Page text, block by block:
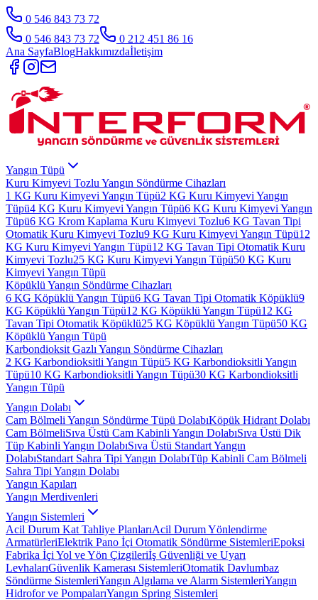
0 546 843 73 72
0 546 843 73 72
0 212 451 86 16
Ana SayfaBlogHakkımızdaİletişim
Yangın Tüpü
Kuru Kimyevi Tozlu Yangın Söndürme Cihazları
1 KG Kuru Kimyevi Yangın Tüpü2 KG Kuru Kimyevi Yangın
Tüpü4 KG Kuru Kimyevi Yangın Tüpü6 KG Kuru Kimyevi Yangın
Tüpü6 KG Krom Kaplama Kuru Kimyevi Tozlu6 KG Tavan Tipi
Otomatik Kuru Kimyevi Tozlu9 KG Kuru Kimyevi Yangın Tüpü12
KG Kuru Kimyevi Yangın Tüpü12 KG Tavan Tipi Otomatik Kuru
Kimyevi Tozlu25 KG Kuru Kimyevi Yangın Tüpü50 KG Kuru
Kimyevi Yangın Tüpü
Köpüklü Yangın Söndürme Cihazları
6 KG Köpüklü Yangın Tüpü6 KG Tavan Tipi Otomatik Köpüklü9
KG Köpüklü Yangın Tüpü12 KG Köpüklü Yangın Tüpü12 KG
Tavan Tipi Otomatik Köpüklü25 KG Köpüklü Yangın Tüpü50 KG
Köpüklü Yangın Tüpü
Karbondioksit Gazlı Yangın Söndürme Cihazları
2 KG Karbondioksitli Yangın Tüpü5 KG Karbondioksitli Yangın
Tüpü10 KG Karbondioksitli Yangın Tüpü30 KG Karbondioksitli
Yangın Tüpü
Yangın Dolabı
Cam Bölmeli Yangın Söndürme Tüpü DolabıKöpük Hidrant Dolabı
Cam BölmeliSıva Üstü Cam Kabinli Yangın DolabıSıva Üstü Dik
Tüp Kabinli Yangın DolabıSıva Üstü Standart Yangın
DolabıStandart Sahra Tipi Yangın DolabıTüp Kabinli Cam Bölmeli
Sahra Tipi Yangın Dolabı
Yangın Kapıları
Yangın Merdivenleri
Yangın Sistemleri
Acil Durum Kat Tahliye PlanlarıAcil Durum Yönlendirme
ArmatürleriElektrik Pano İçi Otomatik Söndürme SistemleriEpoksi
Fabrika İçi Yol ve Yön Çizgileriİş Güvenliği ve Uyarı
LevhalarıGüvenlik Kamerası SistemleriOtomatik Davlumbaz
Söndürme SistemleriYangın Algılama ve Alarm SistemleriYangın
Hidrofor ve PompalarıYangın Spring Sistemleri